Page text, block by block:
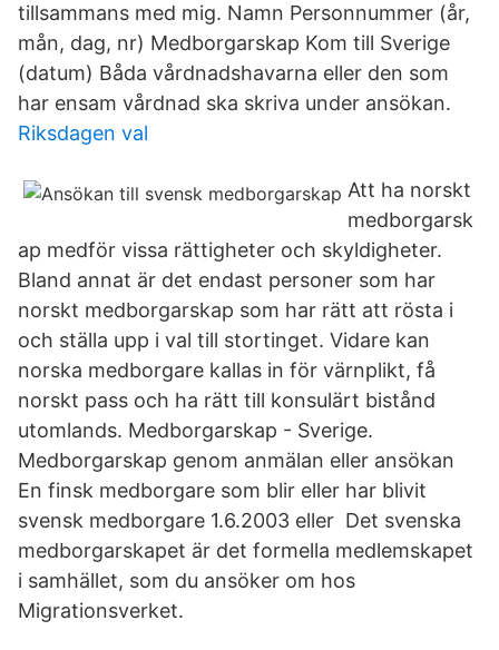
tillsammans med mig. Namn Personnummer (år,
mån, dag, nr) Medborgarskap Kom till Sverige
(datum) Båda vårdnadshavarna eller den som
har ensam vårdnad ska skriva under ansökan.
Riksdagen val
Att ha norskt
medborgarsk
ap medför vissa rättigheter och skyldigheter.
Bland annat är det endast personer som har
norskt medborgarskap som har rätt att rösta i
och ställa upp i val till stortinget. Vidare kan
norska medborgare kallas in för värnplikt, få
norskt pass och ha rätt till konsulärt bistånd
utomlands. Medborgarskap - Sverige.
Medborgarskap genom anmälan eller ansökan
En finsk medborgare som blir eller har blivit
svensk medborgare 1.6.2003 eller Det svenska
medborgarskapet är det formella medlemskapet
i samhället, som du ansöker om hos
Migrationsverket.